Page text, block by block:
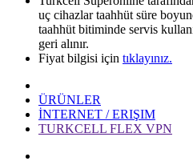
uç cihazlar taahhüt süre
taahhüt bitiminde servis
geri alınır.
Fiyat bilgisi için tıklayınız.​
ÜRÜNLER
İNTERNET / ERIŞIM
TURKCELL FLEX VPN